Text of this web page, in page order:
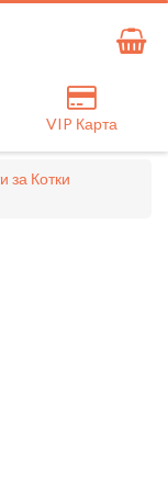
VIP Карта
за Котки